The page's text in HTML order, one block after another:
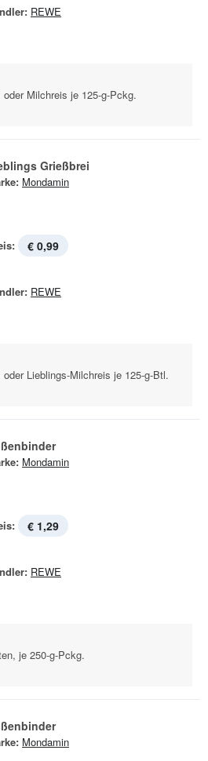
REWE
oder Milchreis je 125-g-Pckg.
Grießbrei
Mondamin
€ 0,99
REWE
Lieblings-Milchreis je 125-g-Btl.
Mondamin
€ 1,29
REWE
je 250-g-Pckg.
Mondamin